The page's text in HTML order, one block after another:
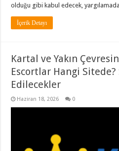
olduğu gibi kabul edecek,
İçerik Detayı
Kartal ve Yakın
Escortlar Hangi
Edilecekler
Haziran 18, 2026 0